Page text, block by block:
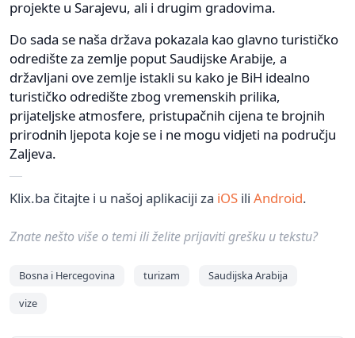
projekte u Sarajevu, ali i drugim gradovima.
Do sada se naša država pokazala kao glavno turističko
odredište za zemlje poput Saudijske Arabije, a
državljani ove zemlje istakli su kako je BiH idealno
turističko odredište zbog vremenskih prilika,
prijateljske atmosfere, pristupačnih cijena te brojnih
prirodnih ljepota koje se i ne mogu vidjeti na području
Zaljeva.
Klix.ba čitajte i u našoj aplikaciji za iOS ili Android.
Znate nešto više o temi ili želite prijaviti grešku u tekstu?
Bosna i Hercegovina turizam
Saudijska Arabija
vize